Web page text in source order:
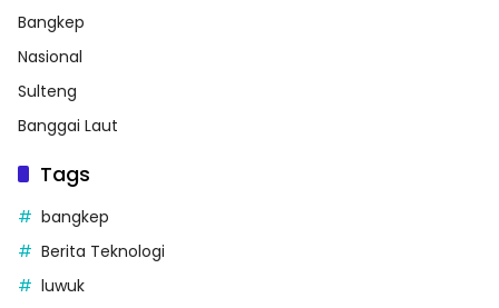
Bangkep
Nasional
Sulteng
Banggai Laut
Tags
bangkep
Berita Teknologi
luwuk